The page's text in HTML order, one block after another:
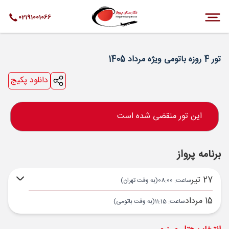
02191001066
تور 4 روزه باتومی ویژه مرداد 1405
دانلود پکیج
این تور منقضی شده است
برنامه پرواز
27 تیر ساعت: 08:00 (به وقت تهران)
15 مرداد ساعت: 11:15 (به وقت باتومی)